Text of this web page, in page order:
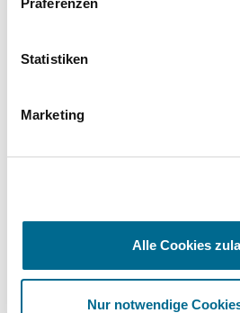
Präferenzen
Statistiken
Marketing
Alle Cookies
Nur notwendige
Schnelle Verfügbarkeit
Flexible Laufzeiten ✔